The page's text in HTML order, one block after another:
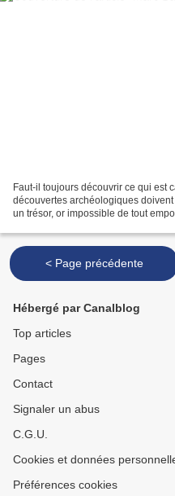
Faut-il toujours découvrir ce qui est
découvertes archéologiques
un trésor, or impossible de tout
< Page précédente
Hébergé par Canalblog
Top articles
Pages
Contact
Signaler un abus
C.G.U.
Cookies et données
Préférences cookies